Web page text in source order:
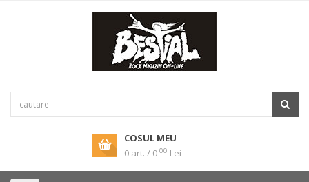
COSUL MEU
0 art. / 0 00 Lei